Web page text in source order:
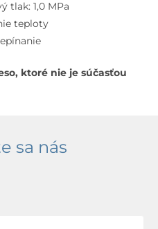
tlak: 1,0 MPa
teploty
ktoré nie je súčasťou
sa nás